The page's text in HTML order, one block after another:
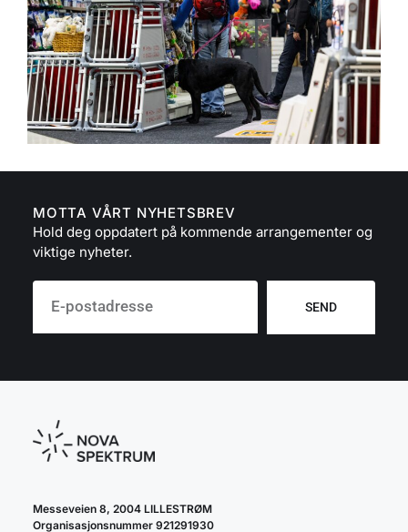
MOTTA VÅRT NYHETSBREV
Hold deg oppdatert på kommende arrangementer og
viktige nyheter.
SEND
Messeveien 8, 2004 LILLESTRØM
Organisasjonsnummer 921291930